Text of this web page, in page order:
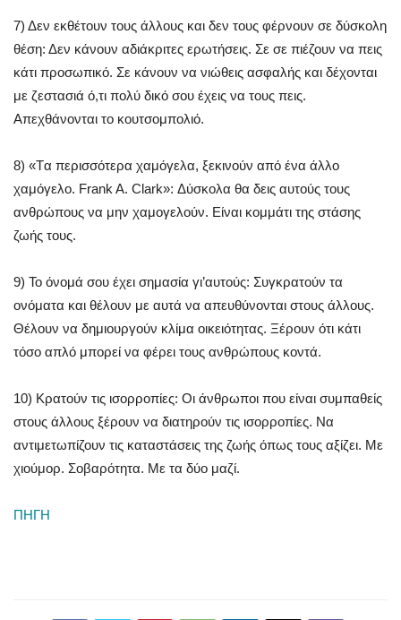
7) Δεν εκθέτουν τους άλλους και δεν τους φέρνουν σε δύσκολη
θέση: Δεν κάνουν αδιάκριτες ερωτήσεις. Σε σε πιέζουν να πεις
κάτι προσωπικό. Σε κάνουν να νιώθεις ασφαλής και δέχονται
με ζεστασιά ό,τι πολύ δικό σου έχεις να τους πεις.
Απεχθάνονται το κουτσομπολιό.
8) «Tα περισσότερα χαμόγελα, ξεκινούν από ένα άλλο
χαμόγελο. Frank A. Clark»: Δύσκολα θα δεις αυτούς τους
ανθρώπους να μην χαμογελούν. Είναι κομμάτι της στάσης
ζωής τους.
9) Το όνομά σου έχει σημασία γι’αυτούς: Συγκρατούν τα
ονόματα και θέλουν με αυτά να απευθύνονται στους άλλους.
Θέλουν να δημιουργούν κλίμα οικειότητας. Ξέρουν ότι κάτι
τόσο απλό μπορεί να φέρει τους ανθρώπους κοντά.
10) Κρατούν τις ισορροπίες: Οι άνθρωποι που είναι συμπαθείς
στους άλλους ξέρουν να διατηρούν τις ισορροπίες. Να
αντιμετωπίζουν τις καταστάσεις της ζωής όπως τους αξίζει. Με
χιούμορ. Σοβαρότητα. Με τα δύο μαζί.
ΠΗΓΗ